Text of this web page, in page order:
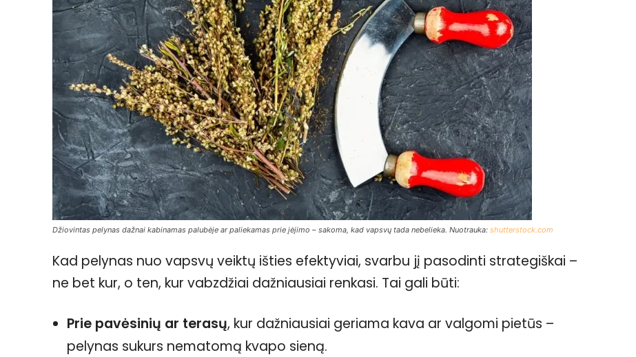
Džiovintas pelynas dažnai kabinamas palubėje ar paliekamas prie įėjimo – sakoma, kad vapsvų tada nebelieka. Nuotrauka: shutterstock.com
Kad pelynas nuo vapsvų veiktų išties efektyviai, svarbu jį pasodinti strategiškai –
ne bet kur, o ten, kur vabzdžiai dažniausiai renkasi. Tai gali būti:
Prie pavėsinių ar terasų, kur dažniausiai geriama kava ar valgomi pietūs –
pelynas sukurs nematomą kvapo sieną.